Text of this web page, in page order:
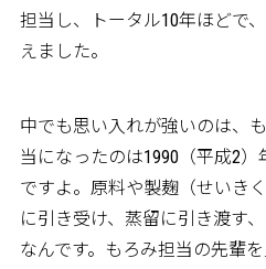
担当し、トータル10年ほどで
えました。
中でも思い入れが強いのは、
当になったのは1990（平成2
ですよ。原料や製麹（せいき
に引き受け、蒸留に引き渡す
なんです。もろみ担当の先輩